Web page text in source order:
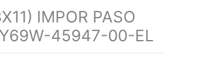
IMPOR PASO
Y69W-45947-00-EL